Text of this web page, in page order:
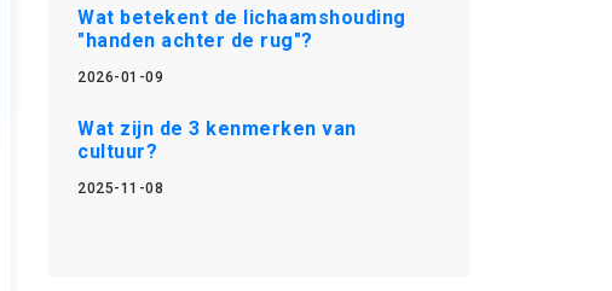
Wat betekent de lichaamshouding
"handen achter de rug"?
2026-01-09
Wat zijn de 3 kenmerken van
cultuur?
2025-11-08